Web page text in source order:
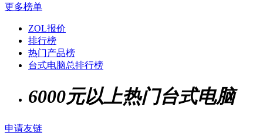
更多榜单
ZOL报价
排行榜
热门产品榜
台式电脑总排行榜
6000元以上热门台式电脑
申请友链